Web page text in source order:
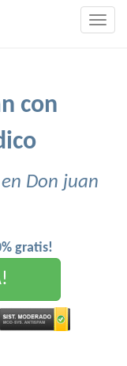
con
Don juan
gratis!